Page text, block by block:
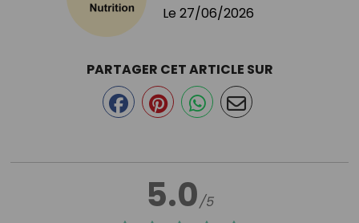
Le 27/06/2026
5.0/5
PARTAGER CET ARTICLE SUR